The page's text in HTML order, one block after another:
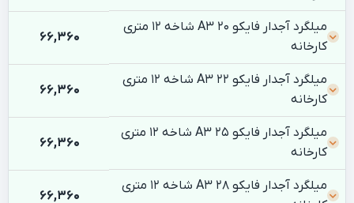
میلگرد آجدار فایکو 20 A3 شاخه 12 متری
کارخانه
66,360
میلگرد آجدار فایکو 22 A3 شاخه 12 متری
کارخانه
66,360
میلگرد آجدار فایکو 25 A3 شاخه 12 متری
کارخانه
66,360
میلگرد آجدار فایکو 28 A3 شاخه 12 متری
66,360